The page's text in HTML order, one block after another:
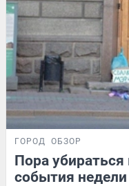
ГОРОД ОБЗОР
Пора
события недели